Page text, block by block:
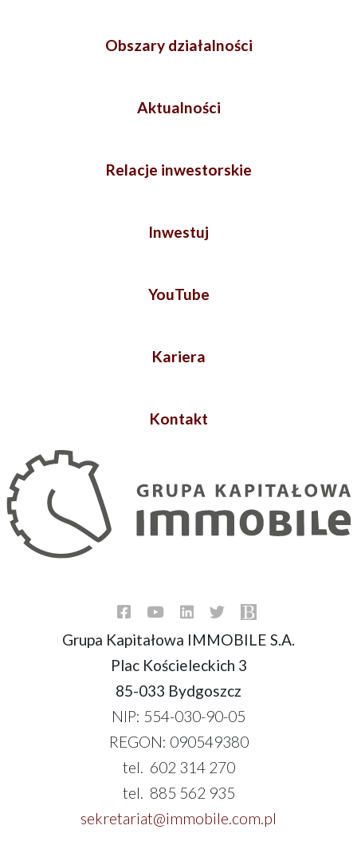
Obszary działalności
Aktualności
Relacje inwestorskie
Inwestuj
YouTube
Kariera
Kontakt
Grupa Kapitałowa IMMOBILE S.A.
Plac Kościeleckich 3
85-033 Bydgoszcz
NIP: 554-030-90-05
REGON: 090549380
tel. 602 314 270
tel. 885 562 935
sekretariat@immobile.com.pl